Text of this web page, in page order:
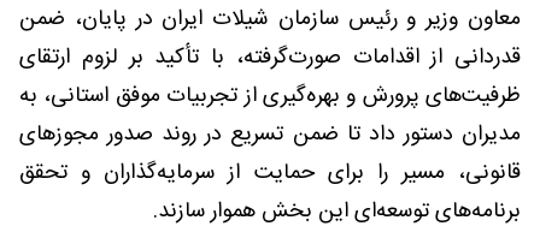
معاون وزیر و رئیس سازمان شیلات ایران در پایان، ضمن
قدردانی از اقدامات صورت‌گرفته، با تأکید بر لزوم ارتقای
ظرفیت‌های پرورش و بهره‌گیری از تجربیات موفق استانی، به
مدیران دستور داد تا ضمن تسریع در روند صدور مجوزهای
قانونی، مسیر را برای حمایت از سرمایه‌گذاران و تحقق
برنامه‌های توسعه‌ای این بخش هموار سازند.